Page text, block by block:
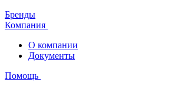
Бренды
Компания
О компании
Документы
Помощь